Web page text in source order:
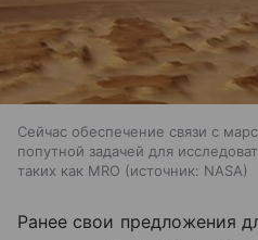
Сейчас обеспечение связи с
попутной задачей для
таких как MRO
источник: NASA
Ранее свои предложения